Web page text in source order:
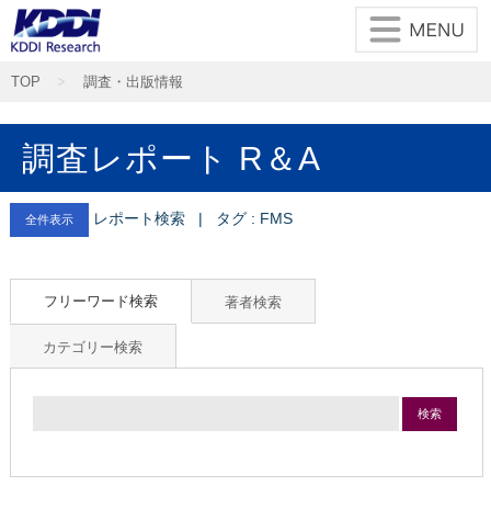
TOP 調査・出版情報
調査レポート R＆A
全件表示 レポート検索 | タグ : FMS
フリーワード検索 著者検索
カテゴリー検索
検索